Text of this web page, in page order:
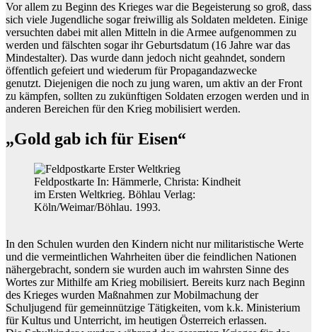
Vor allem zu Beginn des Krieges war die Begeisterung so groß, dass
sich viele Jugendliche sogar freiwillig als Soldaten meldeten. Einige
versuchten dabei mit allen Mitteln in die Armee aufgenommen zu
werden und fälschten sogar ihr Geburtsdatum (16 Jahre war das
Mindestalter). Das wurde dann jedoch nicht geahndet, sondern
öffentlich gefeiert und wiederum für Propagandazwecke
genutzt. Diejenigen die noch zu jung waren, um aktiv an der Front
zu kämpfen, sollten zu zukünftigen Soldaten erzogen werden und in
anderen Bereichen für den Krieg mobilisiert werden.
„Gold gab ich für Eisen“
Feldpostkarte In: Hämmerle, Christa: Kindheit
im Ersten Weltkrieg. Böhlau Verlag:
Köln/Weimar/Böhlau. 1993.
In den Schulen wurden den Kindern nicht nur militaristische Werte
und die vermeintlichen Wahrheiten über die feindlichen Nationen
nähergebracht, sondern sie wurden auch im wahrsten Sinne des
Wortes zur Mithilfe am Krieg mobilisiert. Bereits kurz nach Beginn
des Krieges wurden Maßnahmen zur Mobilmachung der
Schuljugend für gemeinnützige Tätigkeiten, vom k.k. Ministerium
für Kultus und Unterricht, im heutigen Österreich erlassen.